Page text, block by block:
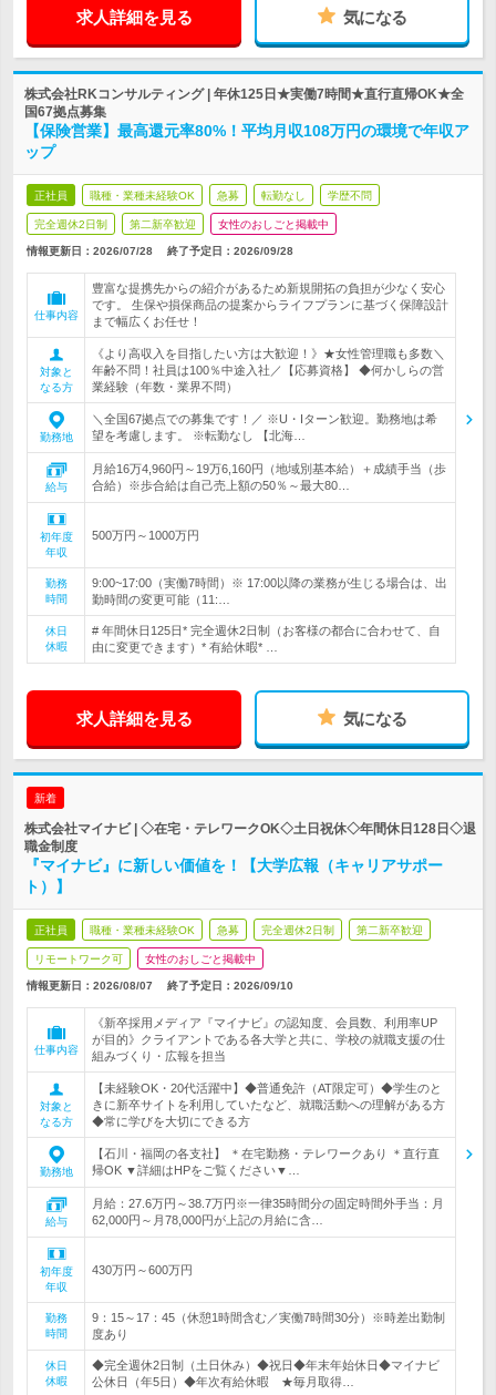
求人詳細を見る 気になる
株式会社RKコンサルティング | 年休125日★実働7時間★直行直帰OK★全
国67拠点募集
【保険営業】最高還元率80%！平均月収108万円の環境で年収ア
ップ
正社員 職種・業種未経験OK 急募 転勤なし 学歴不問
完全週休2日制 第二新卒歓迎 女性のおしごと掲載中
情報更新日：2026/07/28 終了予定日： 2026/09/28
仕事内容
豊富な提携先からの紹介があるため新規開拓の負担が少なく安心
です。 生保や損保商品の提案からライフプランに基づく保障設計
まで幅広くお任せ！
対象と
なる方
《より高収入を目指したい方は大歓迎！》★女性管理職も多数＼
年齢不問！社員は100％中途入社／【応募資格】 ◆何かしらの営
業経験（年数・業界不問）
勤務地
＼全国67拠点での募集です！／ ※U・Iターン歓迎。勤務地は希
望を考慮します。 ※転勤なし 【北海…
給与
月給16万4,960円～19万6,160円（地域別基本給）＋成績手当（歩
合給）※歩合給は自己売上額の50％～最大80…
初年度
年収
500万円～1000万円
勤務
時間
9:00~17:00（実働7時間）※ 17:00以降の業務が生じる場合は、出
勤時間の変更可能（11:…
休日
休暇
# 年間休日125日* 完全週休2日制（お客様の都合に合わせて、自
由に変更できます）* 有給休暇* …
求人詳細を見る 気になる
新着
株式会社マイナビ | ◇在宅・テレワークOK◇土日祝休◇年間休日128日◇退
職金制度
『マイナビ』に新しい価値を！【大学広報（キャリアサポー
ト）】
正社員 職種・業種未経験OK 急募 完全週休2日制 第二新卒歓迎
リモートワーク可 女性のおしごと掲載中
情報更新日：2026/08/07 終了予定日： 2026/09/10
仕事内容
《新卒採用メディア『マイナビ』の認知度、会員数、利用率UP
が目的》クライアントである各大学と共に、学校の就職支援の仕
組みづくり・広報を担当
対象と
なる方
【未経験OK・20代活躍中】◆普通免許（AT限定可）◆学生のと
きに新卒サイトを利用していたなど、就職活動への理解がある方
◆常に学びを大切にできる方
勤務地
【石川・福岡の各支社】 ＊在宅勤務・テレワークあり ＊直行直
帰OK ▼詳細はHPをご覧ください▼…
給与
月給：27.6万円～38.7万円※一律35時間分の固定時間外手当：月
62,000円～月78,000円が上記の月給に含…
初年度
年収
430万円～600万円
勤務
時間
9：15～17：45（休憩1時間含む／実働7時間30分）※時差出勤制
度あり
休日
休暇
◆完全週休2日制（土日休み）◆祝日◆年末年始休日◆マイナビ
公休日（年5日）◆年次有給休暇 ★毎月取得…